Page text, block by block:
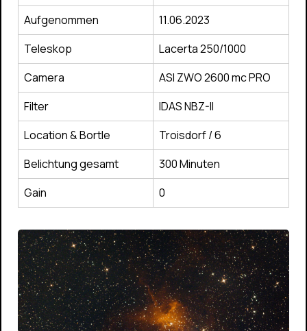
Aufgenommen
11.06.2023
Teleskop
Lacerta 250/1000
Camera
ASI ZWO 2600 mc PRO
Filter
IDAS NBZ-II
Location & Bortle
Troisdorf / 6
Belichtung gesamt
300 Minuten
Gain
0